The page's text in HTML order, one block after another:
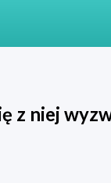
z niej